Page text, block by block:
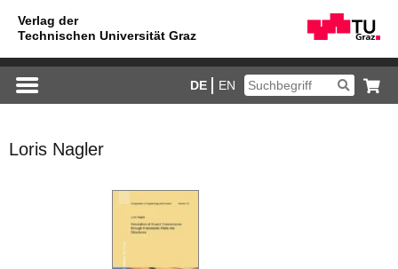
DE EN
Loris Nagler